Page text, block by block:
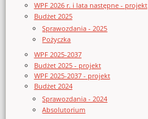
WPF 2026 r. i lata następne - projekt
Budżet 2025
Sprawozdania - 2025
Pożyczka
WPF 2025-2037
Budżet 2025 - projekt
WPF 2025-2037 - projekt
Budżet 2024
Sprawozdania - 2024
Absolutorium